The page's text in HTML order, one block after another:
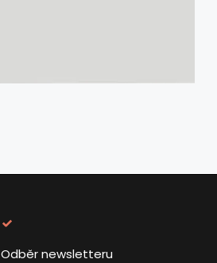
Odběr newsletteru